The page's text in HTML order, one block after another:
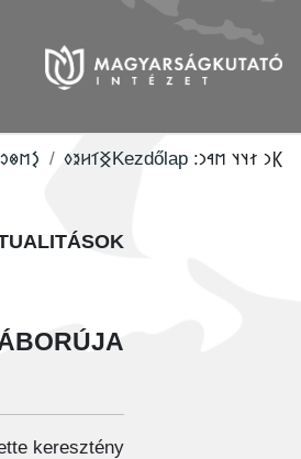
𐲞𐳙 𐳐𐳦𐳦 𐳮𐳀𐳙:
Kezdőlap
‮𐲏𐳑𐳢𐳉𐳓
keresztény